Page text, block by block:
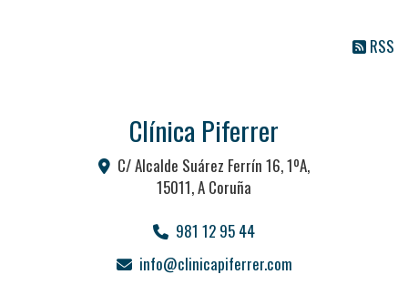
RSS
Clínica Piferrer
C/ Alcalde Suárez Ferrín 16, 1ºA,
15011,A Coruña
981 12 95 44
info
clinicapiferrer.com